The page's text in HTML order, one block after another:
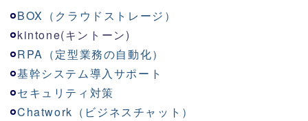
BOX（クラウドストレージ）
kintone(キントーン)
RPA（定型業務の自動化）
基幹システム導入サポート
セキュリティ対策
Chatwork（ビジネスチャット）